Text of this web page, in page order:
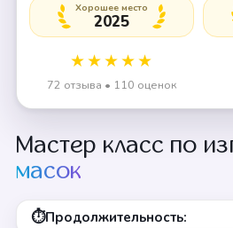
★★★★★
72 отзыва • 110 оценок
Хорошее место
2025
Мастер класс по
масок
⏱Продолжительность: